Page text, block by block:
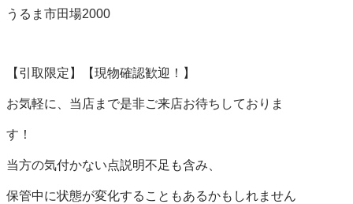
うるま市田場2000
【引取限定】【現物確認歓迎！】
お気軽に、当店まで是非ご来店お待ちしておりま
す！
当方の気付かない点説明不足も含み、
保管中に状態が変化することもあるかもしれません